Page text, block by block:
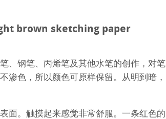
brown sketching paper
、钢笔、丙烯笔及其他水笔的创作，对笔
渗色，所以颜色可原样保留。从明到暗，
面。触摸起来感觉非常舒服。一条红色的